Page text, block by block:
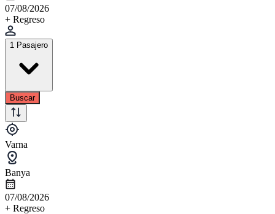
07/08/2026
+ Regreso
1 Pasajero
Buscar
Varna
Banya
07/08/2026
+ Regreso